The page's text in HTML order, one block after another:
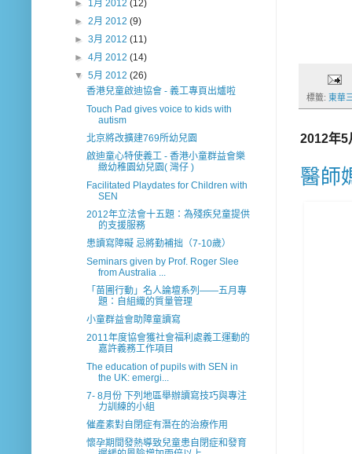
標籤: 東華
2012年5
醫師
► 1月 2012(12)
►2月 2012(9)
►3月 2012(11)
►4月 2012(14)
▼5月 2012(26)
香港兒童啟迪協會 - 義工專頁出爐啦
Touch Pad gives voice to kids with
autism
北京將改擴建769所幼兒園
啟迪童心特使義工 - 香港小童群益會樂
緻幼稚園幼兒園( 灣仔 )
Facilitated Playdates for Children with
SEN
2012年立法會十五題：為殘疾兒童提供
的支援服務
患讀寫障礙 忌將勤補拙（7-10歲）
Seminars given by Prof. Roger Slee
from Australia ...
「苗圃行動」名人論壇系列——五月專
題：自組織的質量管理
小童群益會助障童讀寫
2011年度協會獲社會福利處義工運動的
嘉許義務工作項目
The education of pupils with SEN in
the UK: emergi...
7- 8月份 下列地區舉辦讀寫技巧與專注
力訓練的小組
催產素對自閉症有潛在的治療作用
懷孕期間發熱導致兒童患自閉症和發育